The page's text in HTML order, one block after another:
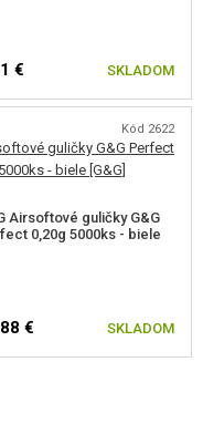
€ SKLADOM
Kód 2622
Airsoftové guličky G&G
0,20g 5000ks - biele
€ SKLADOM